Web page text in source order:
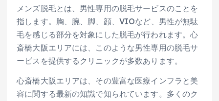
メンズ脱毛とは、男性専用の脱毛サービスのことを
指します。胸、腕、脚、顔、VIOなど、男性が無駄
毛を感じる部分を対象にした脱毛が行われます。心
斎橋大阪エリアには、このような男性専用の脱毛サ
ービスを提供するクリニックが多数あります。
心斎橋大阪エリアは、その豊富な医療インフラと美
容に関する最新の知識で知られています。多くのク